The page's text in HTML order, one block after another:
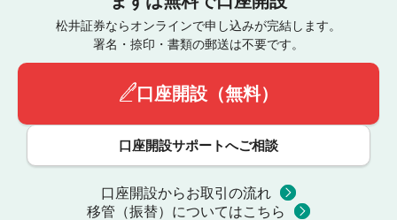
松井証券ならオンラインで申し込みが完結します。
署名・捺印・書類の郵送は不要です。
口座開設（無料）
口座開設サポートへご相談
口座開設からお取引の流れ
移管（振替）についてはこちら